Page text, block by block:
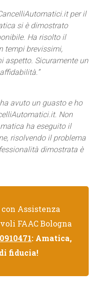
per il
si è dimostrato
Ha risolto il
tempi brevissimi,
aspetto. Sicuramente un
avuto un guasto e ho
Non
ha eseguito il
risolvendo il problema
dimostrata è
Assistenza
FAAC Bologna
: Amatica,
fiducia!